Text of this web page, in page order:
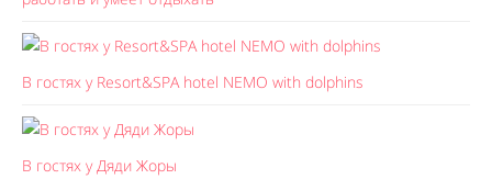
В гостях у Resort&SPA hotel NEMO with dolphins
В гостях у Дяди Жоры